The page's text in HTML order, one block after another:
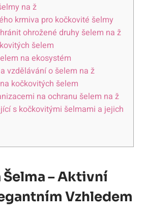
na ž
krmiva pro kočkovité šelmy
ohrožené druhy šelem na ž
šelem
na ekosystém
vzdělávání o šelem na ž
kočkovitých šelem
na ochranu šelem na ž
s kočkovitými šelmami a jejich
– Aktivní
Vzhledem